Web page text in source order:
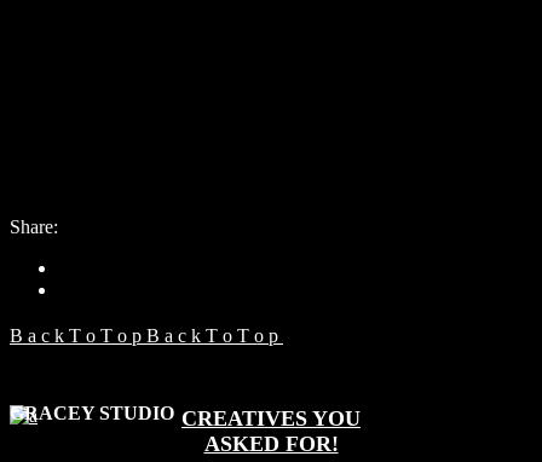
Share:
B a c k T o T o p B a c k T o T o p
GRACEY STUDIO CREATIVES YOU
ASKED FOR!